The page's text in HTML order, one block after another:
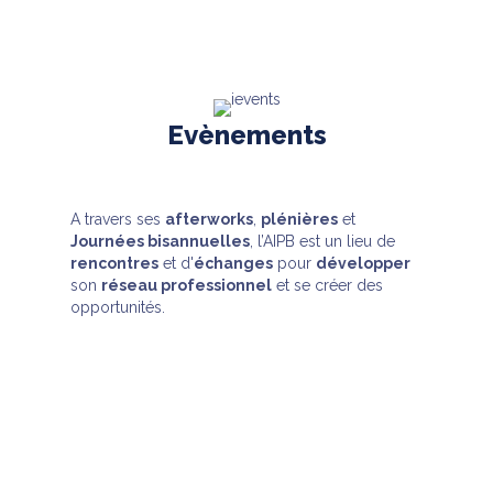
Evènements
A travers ses afterworks plénières et
Journées bisannuelles , l’AIPB est un lieu de
rencontres et d'échanges pour développer
son réseau professionnel et se créer des
opportunités.